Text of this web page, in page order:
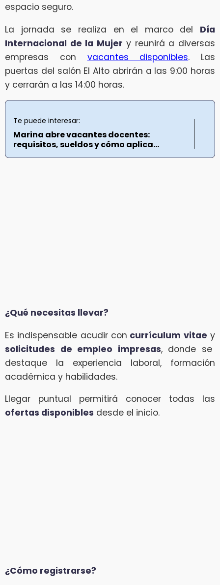
espacio seguro.
La jornada se realiza en el marco del Día
Internacional de la Mujer y reunirá a diversas
empresas con vacantes disponibles. Las
puertas del salón El Alto abrirán a las 9:00 horas
y cerrarán a las 14:00 horas.
Te puede interesar:
Marina abre vacantes docentes:
requisitos, sueldos y cómo aplica...
¿Qué necesitas llevar?
Es indispensable acudir con currículum vitae y
solicitudes de empleo impresas, donde se
destaque la experiencia laboral, formación
académica y habilidades.
Llegar puntual permitirá conocer todas las
ofertas disponibles desde el inicio.
¿Cómo registrarse?